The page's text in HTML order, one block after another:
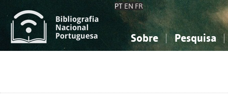
PT EN FR
Sobre Pesquisa